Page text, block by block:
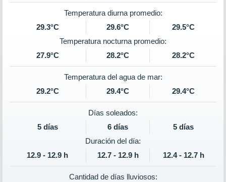
Temperatura diurna promedio:
29.3°C
29.6°C
29.5°C
Temperatura nocturna promedio:
27.9°C
28.2°C 28.2°C
Temperatura del agua de mar:
29.2°C
29.4°C 29.4°C
Días soleados:
5 días
6 días
5 días
Duración del día:
12.9 - 12.9 h
12.7 - 12.9 h 12.4 - 12.7 h
Cantidad de días lluviosos: